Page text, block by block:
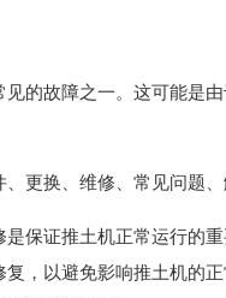
的故障之一。这可能是
、更换、维修、常见问题
保证推土机正常运行的
，以避免影响推土机的